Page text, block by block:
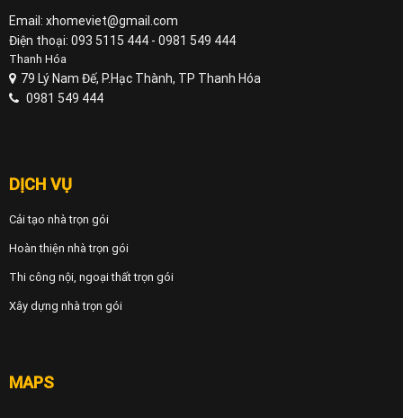
Email: xhomeviet@gmail.com
Điện thoại: 093 5115 444 - 0981 549 444
Thanh Hóa
79 Lý Nam Đế, P.Hạc Thành, TP Thanh Hóa
0981 549 444
DỊCH VỤ
Cải tạo nhà trọn gói
Hoàn thiện nhà trọn gói
Thi công nội, ngoại thất trọn gói
Xây dựng nhà trọn gói
MAPS